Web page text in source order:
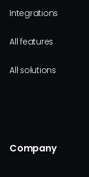
Integrations
All features
All solutions
Company